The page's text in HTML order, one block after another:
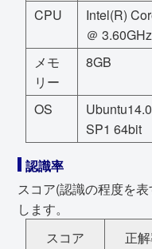
CPU
Intel(R)
＠ 3.60GHz
メモ
リー
8GB
OS
SP1 64bit
認識率
スコア(認識の程度を
します。
スコア
正